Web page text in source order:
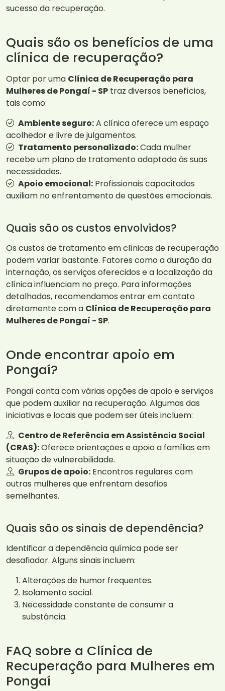
sucesso da recuperação.
Quais são os benefícios de uma
clínica de recuperação?
Optar por uma Clínica de Recuperação para
Mulheres de Pongaí - SP traz diversos benefícios,
tais como:
Ambiente seguro:A clínica oferece um espaço
acolhedor e livre de julgamentos.
Tratamento personalizado:Cada mulher
recebe um plano de tratamento adaptado às suas
necessidades.
Apoio emocional: Profissionais capacitados
auxiliam no enfrentamento de questões emocionais.
Quais são os custos envolvidos?
Os custos de tratamento em clínicas de recuperação
podem variar bastante. Fatores como a duração da
internação, os serviços oferecidos e a localização da
clínica influenciam no preço. Para informações
detalhadas, recomendamos entrar em contato
diretamente com a Clínica de Recuperação para
Mulheres de Pongaí - SP.
Onde encontrar apoio em
Pongaí?
Pongaí conta com várias opções de apoio e serviços
que podem auxiliar na recuperação. Algumas das
iniciativas e locais que podem ser úteis incluem:
Centro de Referência em Assistência Social
(CRAS):Oferece orientações e apoio a famílias em
situação de vulnerabilidade.
Grupos de apoio: Encontros regulares com
outras mulheres que enfrentam desafios
semelhantes.
Quais são os sinais de dependência?
Identificar a dependência química pode ser
desafiador. Alguns sinais incluem:
Alterações de humor frequentes.
Isolamento social.
Necessidade constante de consumir a
substância.
FAQ sobre a Clínica de
Recuperação para Mulheres em
Pongaí